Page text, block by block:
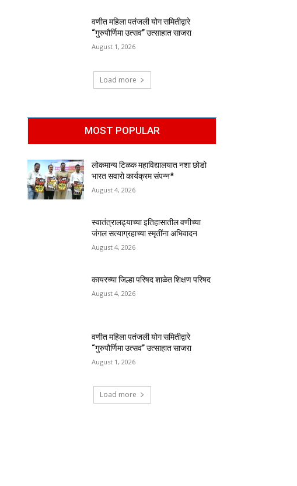
वणीत महिला पतंजली योग समितीद्वारे
“गुरुपौर्णिमा उत्सव” उत्साहात साजरा
August 1, 2026
Load more
MOST POPULAR
लोकमान्य टिळक महाविद्यालयात नशा छोडो
भारत सवारो कार्यक्रम संपन्न*
August 4, 2026
स्वातंत्रालढ्याच्या इतिहासातील वणीच्या
जंगल सत्याग्रहाच्या स्मृतींना अभिवादन
August 4, 2026
कायरच्या जिल्हा परिषद शाळेत शिक्षण परिषद
August 4, 2026
वणीत महिला पतंजली योग समितीद्वारे
“गुरुपौर्णिमा उत्सव” उत्साहात साजरा
August 1, 2026
Load more